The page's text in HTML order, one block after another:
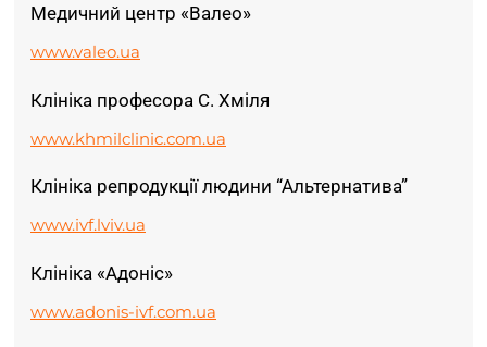
Медичний центр «Валео»
www.valeo.ua
Клініка професора С. Хміля
www.khmilclinic.com.ua
Клініка репродукції людини “Альтернатива”
www.ivf.lviv.ua
Клініка «Адоніс»
www.adonis-ivf.com.ua